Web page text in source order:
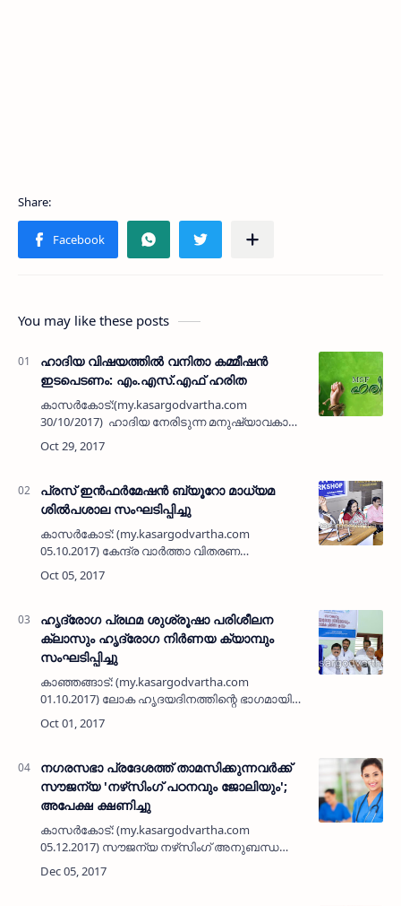
You may like these posts
ഹാദിയ വിഷയത്തില്‍ വനിതാ കമ്മീഷന്‍
ഇടപെടണം: എം.എസ്.എഫ് ഹരിത
കാസര്‍കോട്:(my.kasargodvartha.com
30/10/2017) ഹാദിയ നേരിടുന്ന മനുഷ്യാവകാശ
പ്രശ്‌നങ്ങളില്‍ മനുഷ്യാവകാശ- വനിതാ
കമ്മീഷന്‍ ഇടപെടലുകള്‍
…
പ്രസ് ഇന്‍ഫര്‍മേഷന്‍ ബ്യൂറോ മാധ്യമ
ശില്‍പശാല സംഘടിപ്പിച്ചു
കാസര്‍കോട്: (my.kasargodvartha.com
05.10.2017) കേന്ദ്ര വാര്‍ത്താ വിതരണ
പ്രക്ഷേപണ മന്ത്രാലയത്തിനു കീഴിലുള്ള മാധ്യമ
വിഭാഗമായ പ്രസ് ഇന്‍ഫര്‍മേഷന്‍
ഹൃദ്രോഗ പ്രഥമ ശുശ്രൂഷാ പരിശീലന
ക്ലാസും ഹൃദ്രോഗ നിര്‍ണയ ക്യാമ്പും
സംഘടിപ്പിച്ചു
കാഞ്ഞങ്ങാട്: (my.kasargodvartha.com
01.10.2017) ലോക ഹൃദയദിനത്തിന്റെ ഭാഗമായി
ബേക്കല്‍ ഫോര്‍ട്ട് ലയണ്‍സ് ക്ലബ്ബും സൗത്ത്
ചിത്താരി ഒരുമ ചാരിറ്റബിള്‍ ഫൗണ്ടേഷനും
നഗരസഭാ പ്രദേശത്ത് താമസിക്കുന്നവര്‍ക്ക്
സൗജന്യ 'നഴ്‌സിംഗ് പഠനവും ജോലിയും';
അപേക്ഷ ക്ഷണിച്ചു
കാസര്‍കോട്: (my.kasargodvartha.com
05.12.2017) സൗജന്യ നഴ്‌സിംഗ് അനുബന്ധ
ജനറല്‍ ഡ്യൂട്ടി അസിസ്റ്റന്റ് (ജി ഡി എ)
കോഴ്‌സിലേക്ക് അപേക്ഷ ക്ഷണിക്കുന്നു. മൂന്ന്